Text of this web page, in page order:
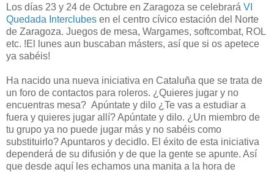
Los días 23 y 24 de Octubre en Zaragoza se celebrará VI
Quedada Interclubes en el centro cívico estación del Norte
de Zaragoza. Juegos de mesa, Wargames, softcombat, ROL
etc. !El lunes aun buscaban másters, así que si os apetece
ya sabéis!
Ha nacido una nueva iniciativa en Cataluña que se trata de
un foro de contactos para roleros. ¿Quieres jugar y no
encuentras mesa? Apúntate y dilo ¿Te vas a estudiar a
fuera y quieres jugar allí? Apúntate y dilo. ¿Un miembro de
tu grupo ya no puede jugar más y no sabéis como
substituirlo? Apuntaros y decidlo. El éxito de esta iniciativa
dependerá de su difusión y de que la gente se apunte. Así
que desde aquí les echamos una manita a la hora de